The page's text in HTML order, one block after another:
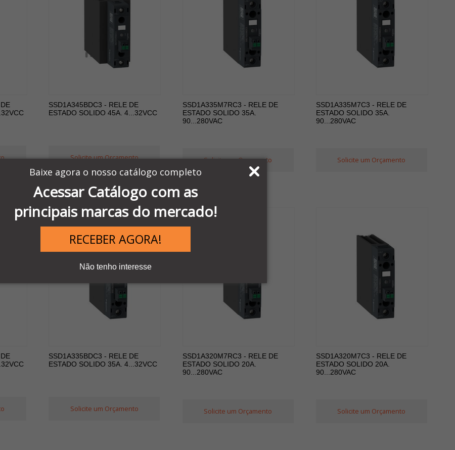
Baixe agora o nosso catálogo completo
Acessar Catálogo com as
principais marcas do mercado!
RECEBER AGORA!
Não tenho interesse
SSD1A345BDC3 - RELE DE
ESTADO SOLIDO 45A. 4...32VCC
Solicite um Orçamento
SSD1A335M7RC3 - RELE DE
ESTADO SOLIDO 35A.
90...280VAC
Solicite um Orçamento
SSD1A335M7C3 - RELE DE
ESTADO SOLIDO 35A.
90...280VAC
Solicite um Orçamento
SSD1A335BDC3 - RELE DE
ESTADO SOLIDO 35A. 4...32VCC
Solicite um Orçamento
SSD1A320M7RC3 - RELE DE
ESTADO SOLIDO 20A.
90...280VAC
Solicite um Orçamento
SSD1A320M7C3 - RELE DE
ESTADO SOLIDO 20A.
90...280VAC
Solicite um Orçamento